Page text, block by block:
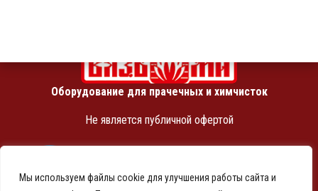
Мы используем файлы cookie для улучшения работы сайта и
Оборудование для прачечных и химчисток
Не является публичной офертой
КПП 781001001
ОГРН 1257800001458